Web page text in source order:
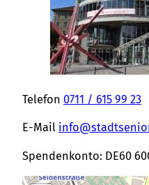
Telefon 0711 / 615 99 23
E-Mail
Spendenkonto: DE60